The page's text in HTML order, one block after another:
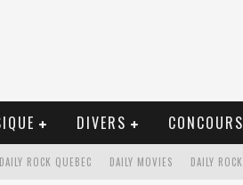
DIVERS CONCOURS
DAILY ROCK
DAILY MOVIES
DAILY ROCK QUEBEC